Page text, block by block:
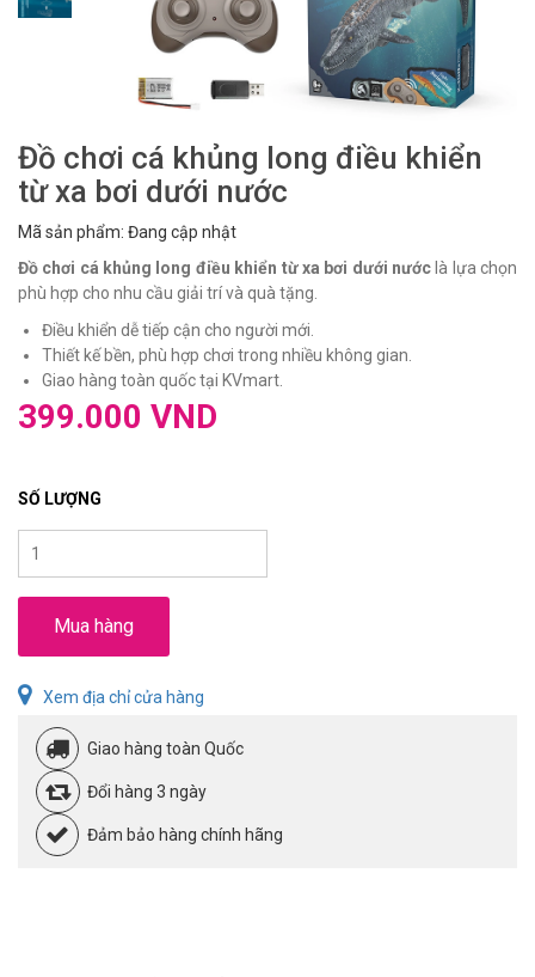
Đồ chơi cá khủng long điều khiển
từ xa bơi dưới nước
Mã sản phẩm: Đang cập nhật
Đồ chơi cá khủng long điều khiển từ xa bơi dưới nướclà lựa chọn
phù hợp cho nhu cầu giải trí và quà tặng.
Điều khiển dễ tiếp cận cho người mới.
Thiết kế bền, phù hợp chơi trong nhiều không gian.
Giao hàng toàn quốc tại KVmart.
399.000 VND
SỐ LƯỢNG
Mua hàng
Xem địa chỉ cửa hàng
Giao hàng toàn Quốc
Đổi hàng 3 ngày
Đảm bảo hàng chính hãng